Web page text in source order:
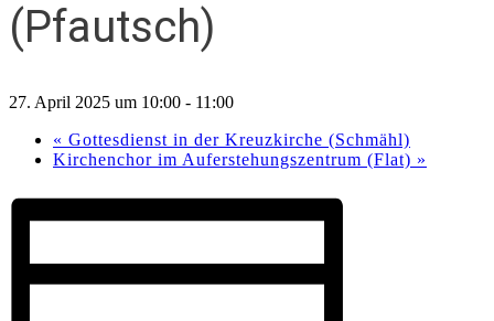
(Pfautsch)
27. April 2025 um 10:00 - 11:00
« Gottesdienst in der Kreuzkirche (Schmähl)
Kirchenchor im Auferstehungszentrum (Flat) »